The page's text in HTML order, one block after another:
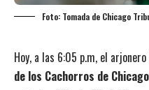
Foto: Tomada de Chicago
Hoy, a las 6:05 p.m, el arjonero
de los Cachorros de